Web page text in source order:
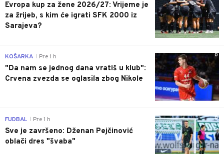
Evropa kup za žene 2026/27: Vrijeme je
za žrijeb, s kim će igrati SFK 2000 iz
Sarajeva?
0
KOŠARKA Pre 1 h
"Da nam se jednog dana vratiš u klub":
Crvena zvezda se oglasila zbog Nikole
0
FUDBAL Pre 1 h
Sve je završeno: Dženan Pejčinović
oblači dres "švaba"